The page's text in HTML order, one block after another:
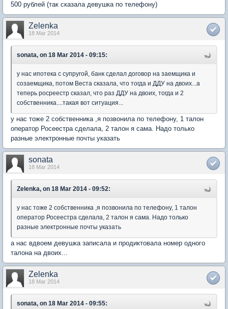
500 рублей (так сказала девушка по телефону)
Zelenka
18 Mar 2014
sonata, on 18 Mar 2014 - 09:15:
у нас ипотека с супругой, банк сделал договор на заемщика и
созаемщика, потом Веста сказала, что тогда и ДДУ на двоих...а
теперь росреестр сказал, что раз ДДУ на двоих, тогда и 2
собственника....такая вот ситуация...
у нас тоже 2 собственника ,я позвонила по телефону, 1 талон
оператор Росеестра сделала, 2 талон я сама. Надо только
разные электронные почты указать
sonata
18 Mar 2014
Zelenka, on 18 Mar 2014 - 09:52:
у нас тоже 2 собственника ,я позвонила по телефону, 1 талон
оператор Росеестра сделала, 2 талон я сама. Надо только
разные электронные почты указать
а нас вдвоем девушка записала и продиктовала номер одного
талона на двоих...
Zelenka
18 Mar 2014
sonata, on 18 Mar 2014 - 09:55: